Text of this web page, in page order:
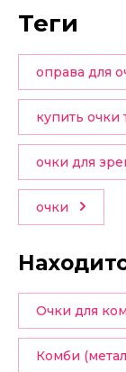
теги
оправа для
купить очки
очки для
очки
Очки для
Комби